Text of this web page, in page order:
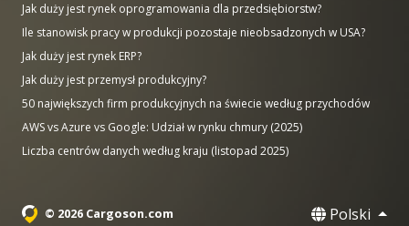
Jak duży jest rynek oprogramowania dla przedsiębiorstw?
Ile stanowisk pracy w produkcji pozostaje nieobsadzonych w USA?
Jak duży jest rynek ERP?
Jak duży jest przemysł produkcyjny?
50 największych firm produkcyjnych na świecie według przychodów
AWS vs Azure vs Google: Udział w rynku chmury (2025)
Liczba centrów danych według kraju (listopad 2025)
© 2026 Cargoson.com Polski